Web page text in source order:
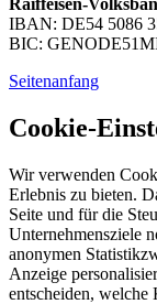
IBAN: DE54 5086
BIC:
Seitenanfang
Cookie-
Wir verwenden
Erlebnis zu bieten.
Seite und für die
Unternehmensziele
anonymen
Anzeige
entscheiden, welche